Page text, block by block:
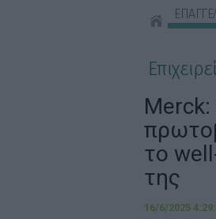
Merck:
το
της
16/6/2025